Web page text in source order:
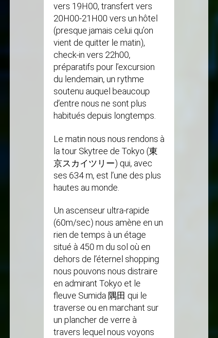
vers 19H00, transfert vers
20H00-21H00 vers un hôtel
(presque jamais celui qu’on
vient de quitter le matin),
check-in vers 22h00,
préparatifs pour l’excursion
du lendemain, un rythme
soutenu auquel beaucoup
d’entre nous ne sont plus
habitués depuis longtemps.
Le matin nous nous rendons à
la tour Skytree de Tokyo (東
京スカイツリー) qui, avec
ses 634 m, est l’une des plus
hautes au monde.
Un ascenseur ultra-rapide
(60m/sec) nous amène en un
rien de temps à un étage
situé à 450 m du sol où en
dehors de l’éternel shopping
nous pouvons nous distraire
en admirant Tokyo et le
fleuve Sumida 隅田 qui le
traverse ou en marchant sur
un plancher de verre à
travers lequel nous voyons